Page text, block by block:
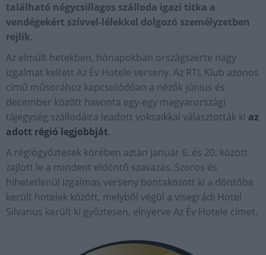
található négycsillagos szálloda igazi titka a
vendégekért szívvel-lélekkel dolgozó személyzetben
rejlik.
Az elmúlt hetekben, hónapokban országszerte nagy
izgalmat keltett Az Év Hotele verseny. Az RTL Klub azonos
című műsorához kapcsolódóan a nézők június és
december között havonta egy-egy magyarországi
tájegység szállodáira leadott voksaikkal választották ki az
adott régió legjobbját.
A régiógyőztesek körében aztán január 6. és 20. között
zajlott le a mindent eldöntő szavazás. Szoros és
hihetetlenül izgalmas verseny bontakozott ki a döntőbe
került hotelek között, melyből végül a visegrádi Hotel
Silvanus került ki győztesen, elnyerve Az Év Hotele címet.